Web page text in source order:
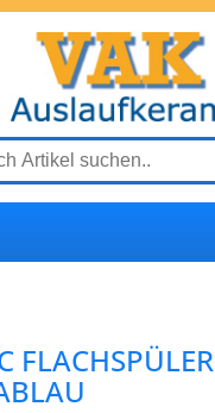
FLACHSPÜLER